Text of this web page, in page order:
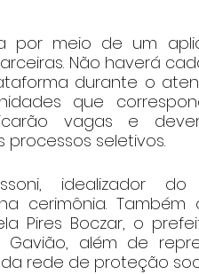
por meio de um
Não haverá
durante o
que
vagas e
seletivos.
idealizador
cerimônia.
Pires Boczar, o
além de
rede de proteção